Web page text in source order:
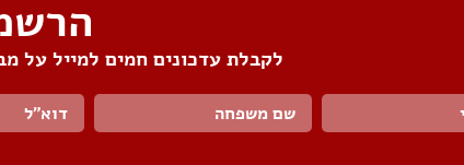
לקבלת עדכונים חמים למייל על